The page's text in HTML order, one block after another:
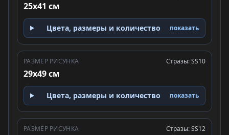
25x41 см
Цвета, размеры и количество показать
РАЗМЕР РИСУНКА
29x49 см
Стразы: SS10
Цвета, размеры и количество показать
РАЗМЕР РИСУНКА Стразы: SS12